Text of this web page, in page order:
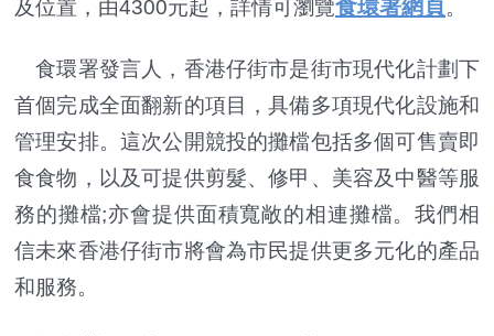
及位置，由4300元起，詳情可瀏覽食環署網頁。
食環署發言人，香港仔街市是街市現代化計劃下
首個完成全面翻新的項目，具備多項現代化設施和
管理安排。這次公開競投的攤檔包括多個可售賣即
食食物，以及可提供剪髮、修甲、美容及中醫等服
務的攤檔;亦會提供面積寬敞的相連攤檔。我們相
信未來香港仔街市將會為市民提供更多元化的產品
和服務。